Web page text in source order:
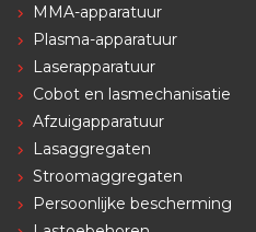
MMA-apparatuur
Plasma-apparatuur
Laserapparatuur
Cobot en lasmechanisatie
Afzuigapparatuur
Lasaggregaten
Stroomaggregaten
Persoonlijke bescherming